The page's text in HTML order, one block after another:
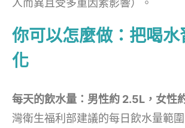
你可以怎麼做：把喝水
化
每天的飲水量：男性約 2.5L，女性
灣衛生福利部建議的每日飲水量範